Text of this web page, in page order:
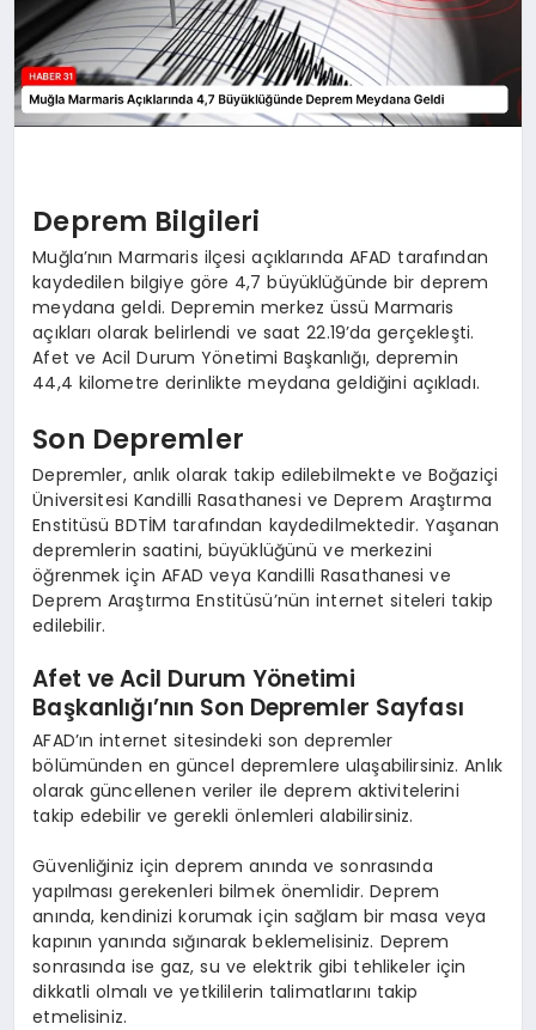
Deprem Bilgileri
Muğla’nın Marmaris ilçesi açıklarında AFAD tarafından
kaydedilen bilgiye göre 4,7 büyüklüğünde bir deprem
meydana geldi. Depremin merkez üssü Marmaris
açıkları olarak belirlendi ve saat 22.19’da gerçekleşti.
Afet ve Acil Durum Yönetimi Başkanlığı, depremin
44,4 kilometre derinlikte meydana geldiğini açıkladı.
Son Depremler
Depremler, anlık olarak takip edilebilmekte ve Boğaziçi
Üniversitesi Kandilli Rasathanesi ve Deprem Araştırma
Enstitüsü BDTİM tarafından kaydedilmektedir. Yaşanan
depremlerin saatini, büyüklüğünü ve merkezini
öğrenmek için AFAD veya Kandilli Rasathanesi ve
Deprem Araştırma Enstitüsü’nün internet siteleri takip
edilebilir.
Afet ve Acil Durum Yönetimi
Başkanlığı’nın Son Depremler Sayfası
AFAD’ın internet sitesindeki son depremler
bölümünden en güncel depremlere ulaşabilirsiniz. Anlık
olarak güncellenen veriler ile deprem aktivitelerini
takip edebilir ve gerekli önlemleri alabilirsiniz.
Güvenliğiniz için deprem anında ve sonrasında
yapılması gerekenleri bilmek önemlidir. Deprem
anında, kendinizi korumak için sağlam bir masa veya
kapının yanında sığınarak beklemelisiniz. Deprem
sonrasında ise gaz, su ve elektrik gibi tehlikeler için
dikkatli olmalı ve yetkililerin talimatlarını takip
etmelisiniz.